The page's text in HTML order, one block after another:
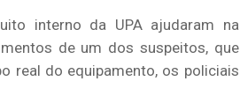
interno da UPA ajudaram na
de um dos suspeitos, que
real do equipamento, os policiais